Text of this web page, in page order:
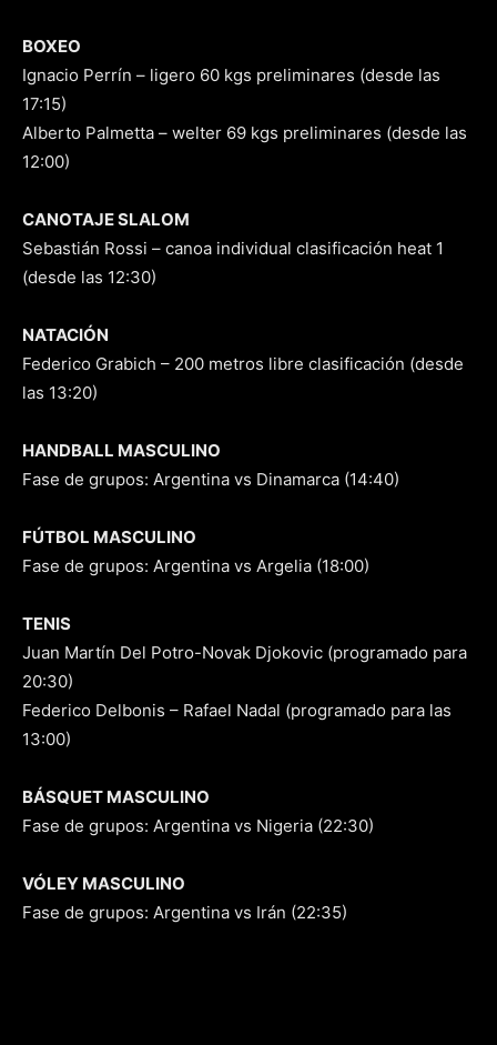
BOXEO
Ignacio Perrín – ligero 60 kgs preliminares (desde las
17:15)
Alberto Palmetta – welter 69 kgs preliminares (desde las
12:00)
CANOTAJE SLALOM
Sebastián Rossi – canoa individual clasificación heat 1
(desde las 12:30)
NATACIÓN
Federico Grabich – 200 metros libre clasificación (desde
las 13:20)
HANDBALL MASCULINO
Fase de grupos: Argentina vs Dinamarca (14:40)
FÚTBOL MASCULINO
Fase de grupos: Argentina vs Argelia (18:00)
TENIS
Juan Martín Del Potro-Novak Djokovic (programado para
20:30)
Federico Delbonis – Rafael Nadal (programado para las
13:00)
BÁSQUET MASCULINO
Fase de grupos: Argentina vs Nigeria (22:30)
VÓLEY MASCULINO
Fase de grupos: Argentina vs Irán (22:35)